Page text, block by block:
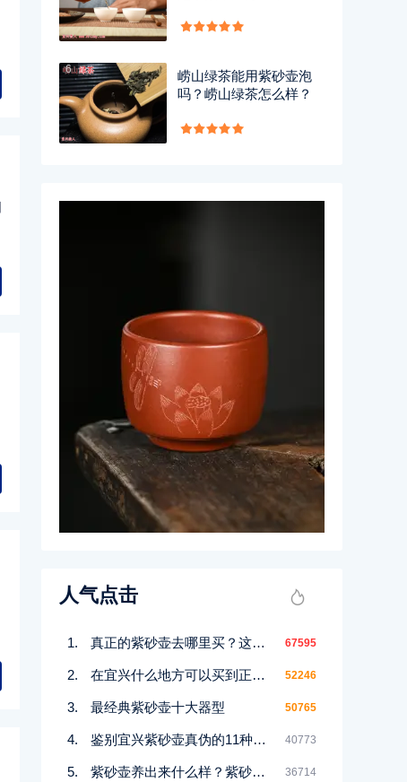
南！
6
崂山绿茶能用紫砂壶泡
吗？崂山绿茶怎么样？
人气点击
真正的紫砂壶去哪里买？这几个地方都能买到！ 67595
在宜兴什么地方可以买到正宗紫砂壶 52246
最经典紫砂壶十大器型 50765
鉴别宜兴紫砂壶真伪的11种好方法 40773
紫砂壶养出来什么样？紫砂壶包浆前后对比图鉴赏 36714